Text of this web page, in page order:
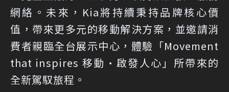
網絡。未來，Kia將持續秉持品牌核心價
值，帶來更多元的移動解決方案，並邀請消
費者親臨全台展示中心，體驗「Movement
that inspires 移動·啟發人心」所帶來的
全新駕馭旅程。